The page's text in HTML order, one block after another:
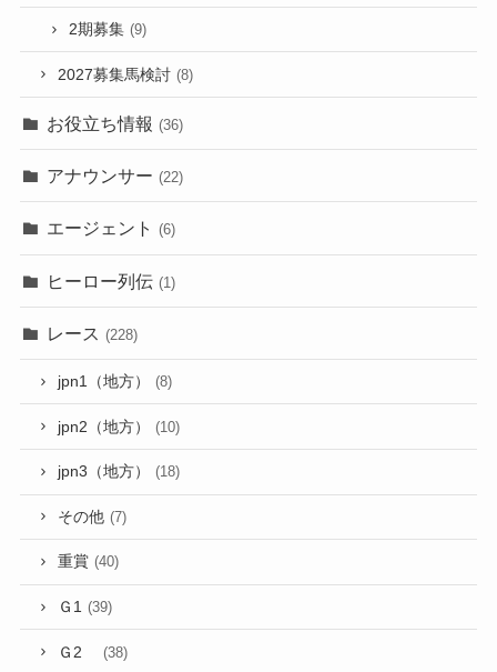
2期募集 (9)
2027募集馬検討 (8)
お役立ち情報 (36)
アナウンサー (22)
エージェント (6)
ヒーロー列伝 (1)
レース (228)
jpn1（地方） (8)
jpn2（地方） (10)
jpn3（地方） (18)
その他 (7)
重賞 (40)
Ｇ1 (39)
Ｇ2 (38)